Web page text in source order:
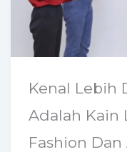
Kenal Lebih
Adalah Kain
Fashion Dan